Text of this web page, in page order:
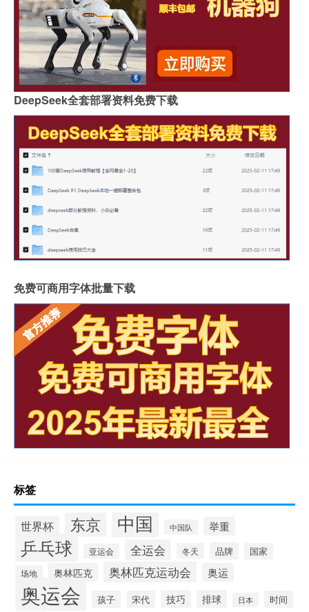
DeepSeek全套部署资料免费下载
免费可商用字体批量下载
标签
世界杯 东京 中国 中国队 举重
乒乓球 亚运会 全运会 冬天 品牌 国家
场地 奥林匹克 奥林匹克运动会 奥运
奥运会 孩子 宋代 技巧 排球 日本 时间